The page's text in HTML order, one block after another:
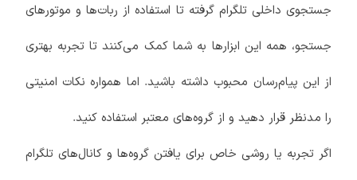
جستجوی داخلی تلگرام گرفته تا استفاده از ربات‌ها و موتورهای
جستجو، همه این ابزارها به شما کمک می‌کنند تا تجربه بهتری
از این پیام‌رسان محبوب داشته باشید. اما همواره نکات امنیتی
را مدنظر قرار دهید و از گروه‌های معتبر استفاده کنید.
اگر تجربه یا روشی خاص برای یافتن گروه‌ها و کانال‌های تلگرام